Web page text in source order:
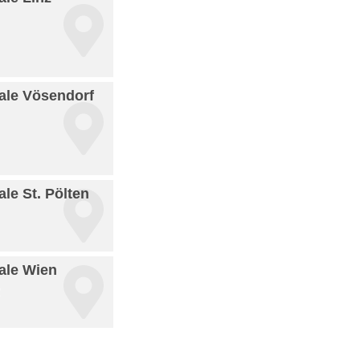
Vösendorf
St. Pölten
Wien